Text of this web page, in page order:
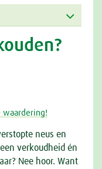
waardering!
neus en
verkoudheid én
Nee hoor. Want